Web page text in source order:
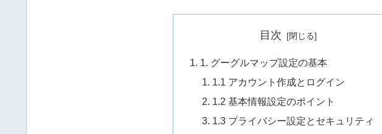
目次
1. グーグルマップ設定の基本
1.1 アカウント作成とログイン
1.2 基本情報設定のポイント
1.3 プライバシー設定とセキュリティ